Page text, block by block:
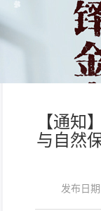
【通知
与自然
发布日